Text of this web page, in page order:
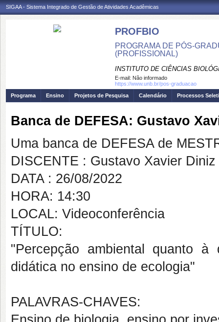
SIGAA - Sistema Integrado de Gestão de Atividades Acadêmicas
PROFBIO
PROGRAMA DE PÓS-
(PROFISSIONAL)
INSTITUTO DE CIÊNCIAS
E-mail: Não informado
https://www.unb.br/pos-graduacao
Programa
Ensino Projetos de Pesquisa Calendário Processos
Banca de DEFESA: Gustavo
Uma banca de DEFESA de
DISCENTE : Gustavo Xavier Diniz
DATA : 26/08/2022
HORA: 14:30
LOCAL: Videoconferência
TÍTULO:
"Percepção ambiental quanto
didática no ensino de ecologia"
PALAVRAS-CHAVES: